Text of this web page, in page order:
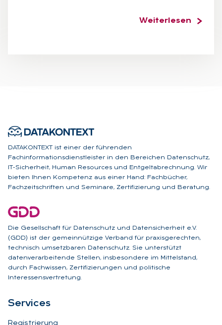
Weiterlesen
DATAKONTEXT ist einer der führenden
Fachinformationsdienstleister in den Bereichen Datenschutz,
IT-Sicherheit, Human Resources und Entgeltabrechnung. Wir
bieten Ihnen Kompetenz aus einer Hand: Fachbücher,
Fachzeitschriften und Seminare, Zertifizierung und Beratung.
Die Gesellschaft für Datenschutz und Datensicherheit e.V.
(GDD) ist der gemeinnützige Verband für praxisgerechten,
technisch umsetzbaren Datenschutz. Sie unterstützt
datenverarbeitende Stellen, insbesondere im Mittelstand,
durch Fachwissen, Zertifizierungen und politische
Interessensvertretung.
Ser­vices
Registrierung